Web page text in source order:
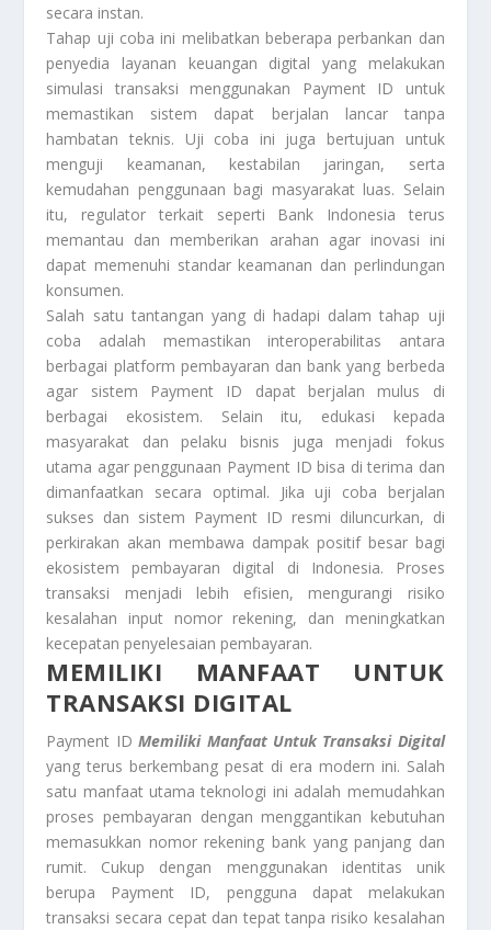
secara instan.
Tahap uji coba ini melibatkan beberapa perbankan dan
penyedia layanan keuangan digital yang melakukan
simulasi transaksi menggunakan Payment ID untuk
memastikan sistem dapat berjalan lancar tanpa
hambatan teknis. Uji coba ini juga bertujuan untuk
menguji keamanan, kestabilan jaringan, serta
kemudahan penggunaan bagi masyarakat luas. Selain
itu, regulator terkait seperti Bank Indonesia terus
memantau dan memberikan arahan agar inovasi ini
dapat memenuhi standar keamanan dan perlindungan
konsumen.
Salah satu tantangan yang di hadapi dalam tahap uji
coba adalah memastikan interoperabilitas antara
berbagai platform pembayaran dan bank yang berbeda
agar sistem Payment ID dapat berjalan mulus di
berbagai ekosistem. Selain itu, edukasi kepada
masyarakat dan pelaku bisnis juga menjadi fokus
utama agar penggunaan Payment ID bisa di terima dan
dimanfaatkan secara optimal. Jika uji coba berjalan
sukses dan sistem Payment ID resmi diluncurkan, di
perkirakan akan membawa dampak positif besar bagi
ekosistem pembayaran digital di Indonesia. Proses
transaksi menjadi lebih efisien, mengurangi risiko
kesalahan input nomor rekening, dan meningkatkan
kecepatan penyelesaian pembayaran.
MEMILIKI MANFAAT UNTUK
TRANSAKSI DIGITAL
Payment IDMemiliki Manfaat Untuk Transaksi Digital
yang terus berkembang pesat di era modern ini. Salah
satu manfaat utama teknologi ini adalah memudahkan
proses pembayaran dengan menggantikan kebutuhan
memasukkan nomor rekening bank yang panjang dan
rumit. Cukup dengan menggunakan identitas unik
berupa Payment ID, pengguna dapat melakukan
transaksi secara cepat dan tepat tanpa risiko kesalahan